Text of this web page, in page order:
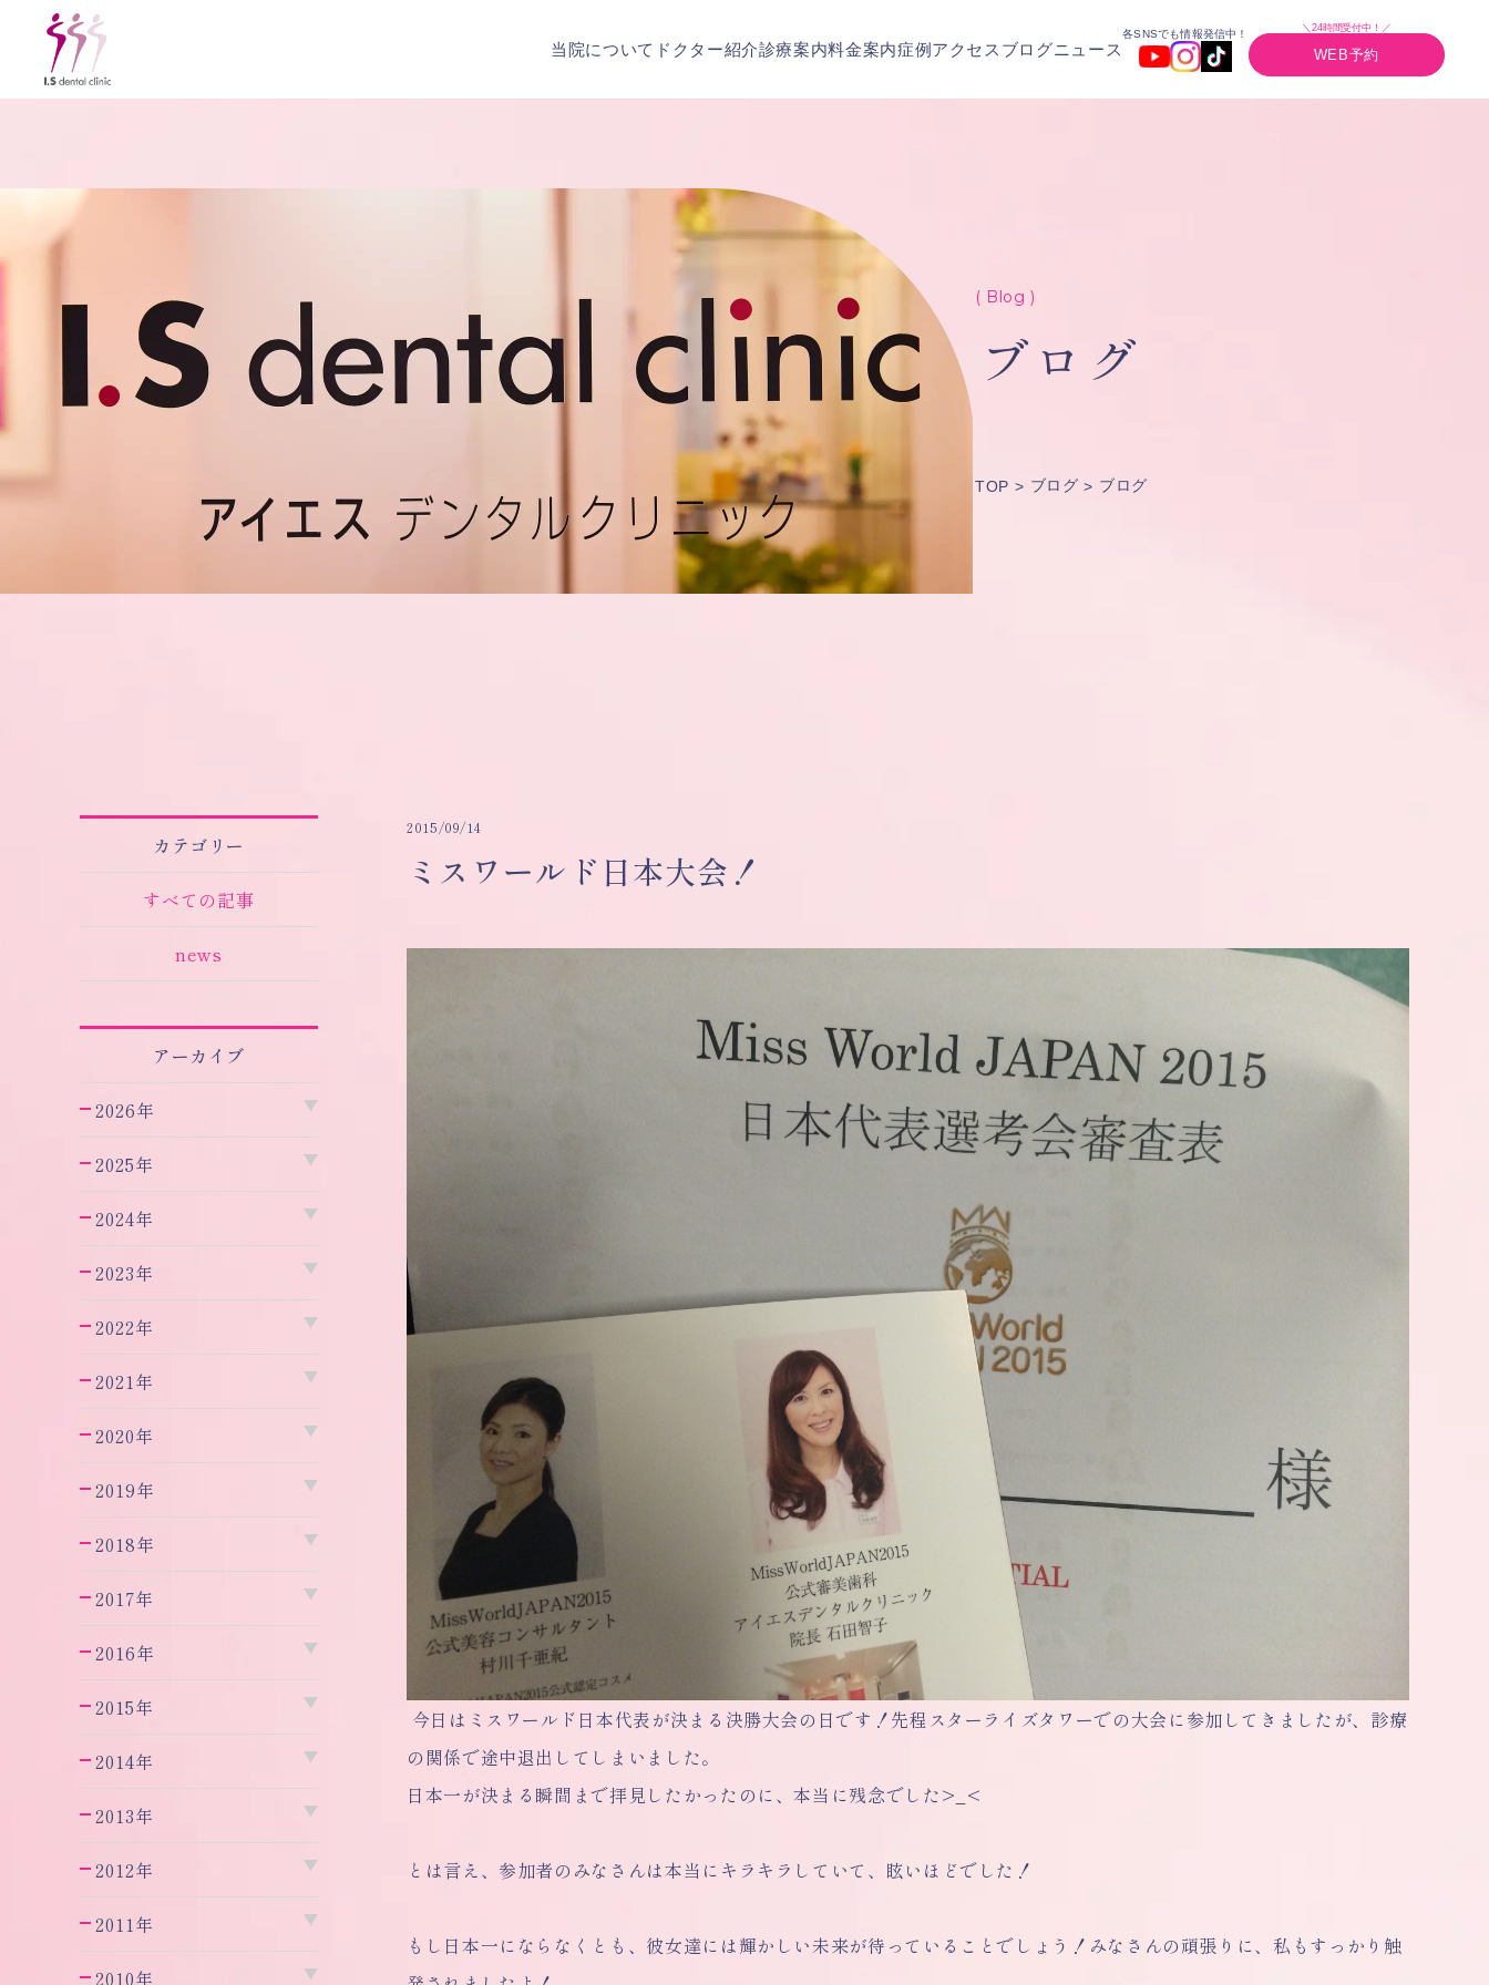
当院について ドクター紹介診療案内料金案内症例アクセス ブログニュース
各SNSでも情報発信中！
＼24時間受付中！／
WEB予約
( Blog )
ブログ
TOP ブログ ブログ
カテゴリー
すべての記事
news
アーカイブ
2026年
2025年
2024年
2023年
2022年
2021年
2020年
2019年
2018年
2017年
2016年
2015年
2014年
2013年
2012年
2011年
2010年
2015/09/14
ミスワールド日本大会！
今日はミスワールド日本代表が決まる決勝大会の日です！先程スターライズタワーでの大会に参加してきましたが、診療
の関係で途中退出してしまいました。
日本一が決まる瞬間まで拝見したかったのに、本当に残念でした>_<
とは言え、参加者のみなさんは本当にキラキラしていて、眩いほどでした！
もし日本一にならなくとも、彼女達には輝かしい未来が待っていることでしょう！みなさんの頑張りに、私もすっかり触